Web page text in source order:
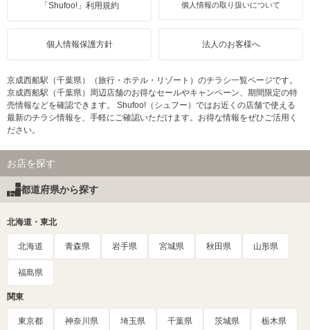
「Shufoo!」利用規約 個人情報の取り扱いについて
個人情報保護方針 法人のお客様へ
京成西船駅（千葉県）（旅行・ホテル・リゾート）のチラシ一覧ページです。
京成西船駅（千葉県）周辺店舗のお得なセールやキャンペーン、期間限定の特
売情報などを確認できます。 Shufoo!（シュフー）ではお近くの店舗で使える
最新のチラシ情報を、手軽にご確認いただけます。お得な情報をぜひご活用く
ださい。
お店を探す
都道府県から探す
北海道・東北
北海道 青森県 岩手県 宮城県 秋田県 山形県
福島県
関東
東京都 神奈川県 埼玉県 千葉県 茨城県 栃木県